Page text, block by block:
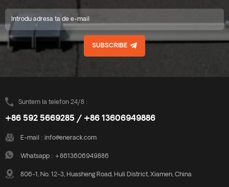
SUBSCRIBE
Suntem la telefon 24/8 :
+86 592 5669285 / +86 13606949886
E-mail : info@enerack.com
Whatsapp : +8613606949886
806-1, No. 12-3, Huasheng Road, Huli District, Xiamen, China